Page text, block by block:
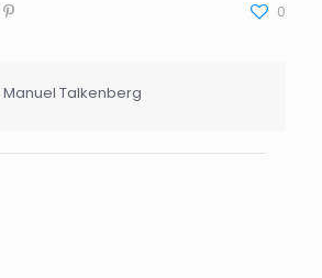
0
Manuel Talkenberg